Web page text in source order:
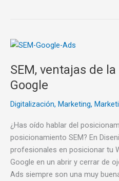
SEM, ventajas de
Google
Digitalización, Marketing,
¿Has oído hablar del
posicionamiento SEM? En
profesionales en posicionar tu
Google en un abrir y cerrar de
Ads siempre son una muy
SEM,
de
la
publicidad
en